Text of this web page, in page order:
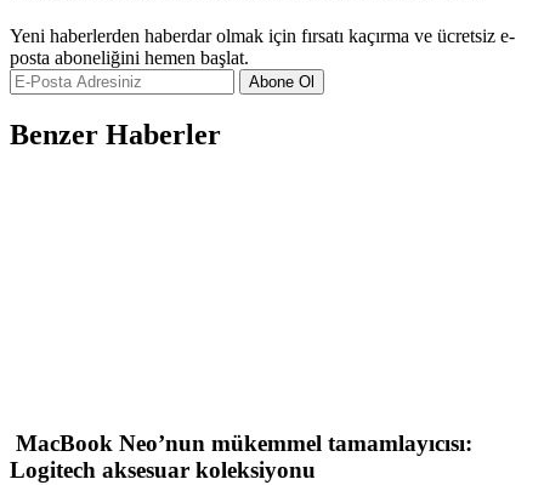
Yeni haberlerden haberdar olmak için fırsatı kaçırma ve ücretsiz e-
posta aboneliğini hemen başlat.
Abone Ol
Benzer Haberler
MacBook Neo’nun mükemmel tamamlayıcısı:
Logitech aksesuar koleksiyonu